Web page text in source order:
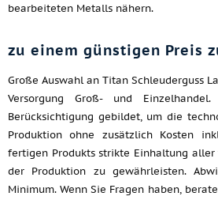
bearbeiteten Metalls nähern.
zu einem günstigen Preis
Große Auswahl an Titan Schleuderguss
Versorgung Groß- und
Berücksichtigung gebildet, um die
Produktion ohne zusätzlich Kosten
fertigen Produkts strikte Einhaltung
der Produktion zu gewährleisten.
Minimum. Wenn Sie Fragen haben,